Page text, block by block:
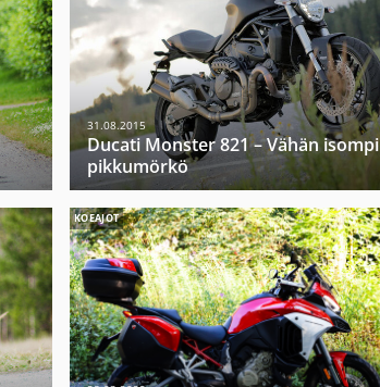
31.08.2015
Ducati Monster 821 – Vähän isompi
pikkumörkö
KOEAJOT